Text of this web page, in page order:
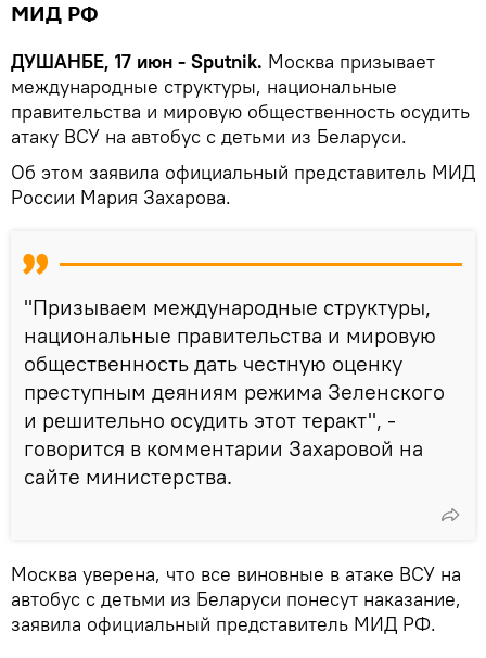
МИД РФ
ДУШАНБЕ, 17 июн - Sputnik. Москва призывает
международные структуры, национальные
правительства и мировую общественность осудить
атаку ВСУ на автобус с детьми из Беларуси.
Об этом заявила официальный представитель МИД
России Мария Захарова.
"Призываем международные структуры,
национальные правительства и мировую
общественность дать честную оценку
преступным деяниям режима Зеленского
и решительно осудить этот теракт", -
говорится в комментарии Захаровой на
сайте министерства.
Москва уверена, что все виновные в атаке ВСУ на
автобус с детьми из Беларуси понесут наказание,
заявила официальный представитель МИД РФ.